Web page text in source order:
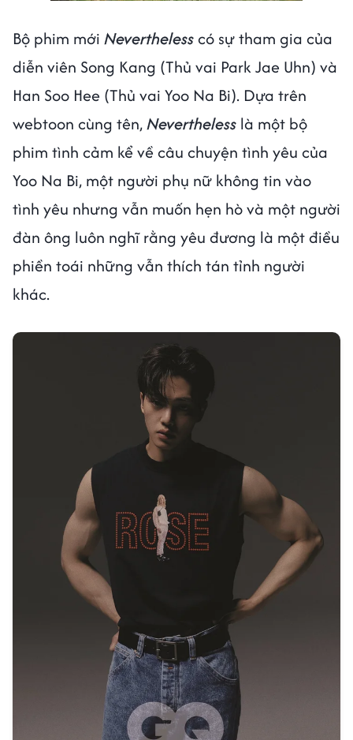
Bộ phim mới Neverthelesscó sự tham gia của
diễn viên Song Kang (Thủ vai Park Jae Uhn) và
Han Soo Hee (Thủ vai Yoo Na Bi). Dựa trên
webtoon cùng tên,Nevertheless là một bộ
phim tình cảm kể về câu chuyện tình yêu của
Yoo Na Bi, một người phụ nữ không tin vào
tình yêu nhưng vẫn muốn hẹn hò và một người
đàn ông luôn nghĩ rằng yêu đương là một điều
phiền toái những vẫn thích tán tỉnh người
khác.